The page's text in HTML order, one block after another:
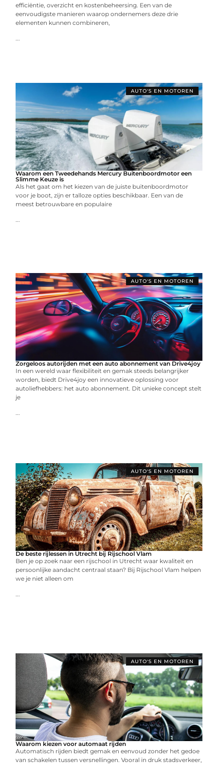
efficiëntie, overzicht en kostenbeheersing. Een van de
eenvoudigste manieren waarop ondernemers deze drie
elementen kunnen combineren,
...
AUTO'S EN MOTOREN
Waarom een Tweedehands Mercury Buitenboordmotor een
Slimme Keuze is
Als het gaat om het kiezen van de juiste buitenboordmotor
voor je boot, zijn er talloze opties beschikbaar. Een van de
meest betrouwbare en populaire
...
AUTO'S EN MOTOREN
Zorgeloos autorijden met een auto abonnement van Drive4joy
In een wereld waar flexibiliteit en gemak steeds belangrijker
worden, biedt Drive4joy een innovatieve oplossing voor
autoliefhebbers: het auto abonnement. Dit unieke concept stelt
je
...
AUTO'S EN MOTOREN
De beste rijlessen in Utrecht bij Rijschool Vlam
Ben je op zoek naar een rijschool in Utrecht waar kwaliteit en
persoonlijke aandacht centraal staan? Bij Rijschool Vlam helpen
we je niet alleen om
...
AUTO'S EN MOTOREN
Waarom kiezen voor automaat rijden
Automatisch rijden biedt gemak en eenvoud zonder het gedoe
van schakelen tussen versnellingen. Vooral in druk stadsverkeer,